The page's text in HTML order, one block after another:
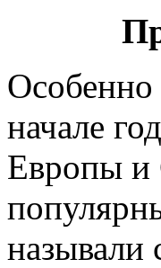
Особенно
начале
Европы и